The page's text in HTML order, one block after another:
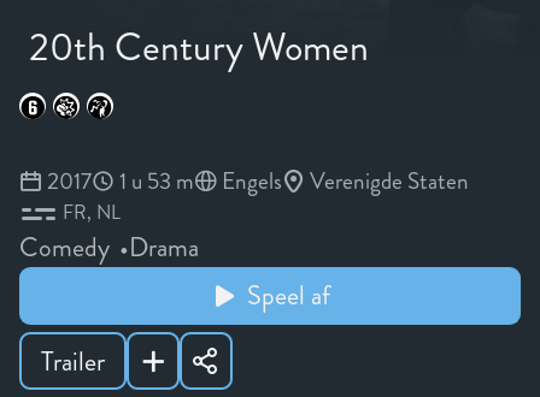
20th Century Women
2017 1 u 53 m Engels Verenigde Staten
FR NL
Comedy Drama
Speel af
Trailer